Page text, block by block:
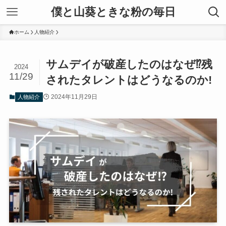
僕と山葵ときな粉の毎日
ホーム 人物紹介
サムデイが破産したのはなぜ⁉残
されたタレントはどうなるのか!
2024
11/29
人物紹介 2024年11月29日